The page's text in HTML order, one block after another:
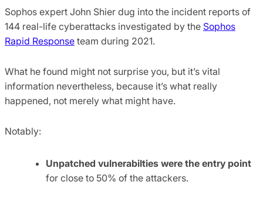
Sophos expert John Shier dug into the incident reports of
144 real-life cyberattacks investigated by the Sophos
Rapid Response team during 2021.
What he found might not surprise you, but it’s vital
information nevertheless, because it’s what really
happened, not merely what might have.
Notably:
Unpatched vulnerabilties were the entry point
for close to 50% of the attackers.